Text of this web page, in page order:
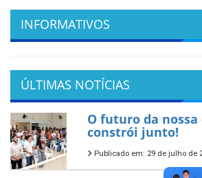
INFORMATIVOS
ÚLTIMAS NOTÍCIAS
O futuro da nossa
constrói junto!
Publicado em: 29 de julho de